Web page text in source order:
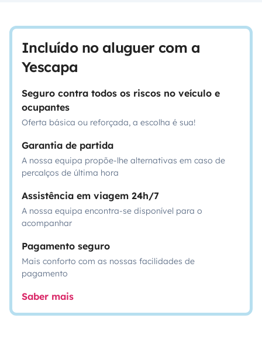
Incluído no aluguer com a
Yescapa
Seguro contra todos os riscos no veículo e
ocupantes
Oferta básica ou reforçada, a escolha é sua!
Garantia de partida
A nossa equipa propõe-lhe alternativas em caso de
percalços de última hora
Assistência em viagem 24h/7
A nossa equipa encontra-se disponível para o
acompanhar
Pagamento seguro
Mais conforto com as nossas facilidades de
pagamento
Saber mais